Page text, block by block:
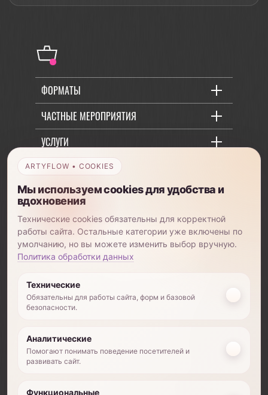
ФОРМАТЫ
ЧАСТНЫЕ МЕРОПРИЯТИЯ
УСЛУГИ
ОБУЧЕНИЕ
О КОМПАНИИ
+7 (903) 885-82-01
©2026 Использование любых материалов с
прав
ИП Лаптева Карина Юрьевна
Положение об обработке персональных данных
ARTYFLOW • COOKIES
Мы используем cookies для удобства и
вдохновения
Технические cookies обязательны для корректной
работы сайта. Остальные категории уже включены по
умолчанию, но вы можете изменить выбор вручную.
Политика обработки данных
Технические
Обязательны для работы сайта, форм и базовой
безопасности.
Аналитические
Помогают понимать поведение посетителей и
развивать сайт.
Функциональные